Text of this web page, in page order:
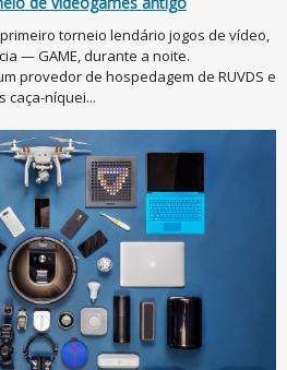
torneio lendário jogos de vídeo,
— GAME, durante a noite.
provedor de hospedagem de RUVDS e
caça-níquei...